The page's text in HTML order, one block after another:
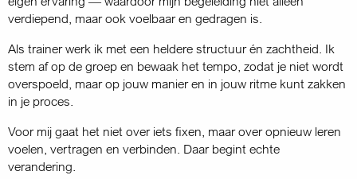
verdiepend, maar ook voelbaar en gedragen is.
Als trainer werk ik met een heldere structuur én zachtheid. Ik
stem af op de groep en bewaak het tempo, zodat je niet wordt
overspoeld, maar op jouw manier en in jouw ritme kunt zakken
in je proces.
Voor mij gaat het niet over iets fixen, maar over opnieuw leren
voelen, vertragen en verbinden. Daar begint echte
verandering.